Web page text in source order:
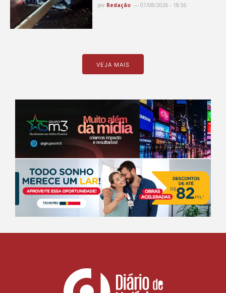
por Redação 07/08/2026 - 18:56
VEJA MAIS